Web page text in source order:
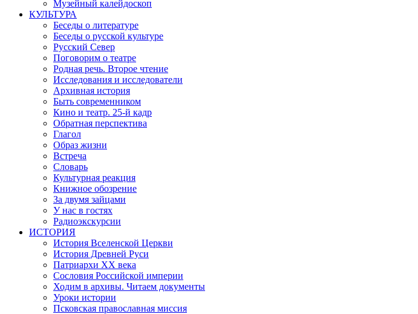
Музейный калейдоскоп
КУЛЬТУРА
Беседы о литературе
Беседы о русской культуре
Русский Север
Поговорим о театре
Родная речь. Второе чтение
Исследования и исследователи
Архивная история
Быть современником
Кино и театр. 25-й кадр
Обратная перспектива
Глагол
Образ жизни
Встреча
Словарь
Культурная реакция
Книжное обозрение
За двумя зайцами
У нас в гостях
Радиоэкскурсии
ИСТОРИЯ
История Вселенской Церкви
История Древней Руси
Патриархи XX века
Сословия Российской империи
Ходим в архивы. Читаем документы
Уроки истории
Псковская православная миссия